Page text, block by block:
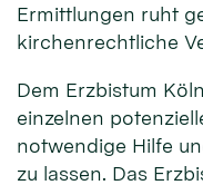
Ermittlungen ruht
kirchenrechtliche
Dem Erzbistum
einzelnen
notwendige Hilfe
zu lassen. Das